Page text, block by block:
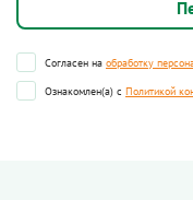
Согласен на обработку
Ознакомлен(а) с Политикой